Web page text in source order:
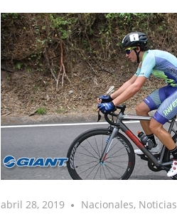
abril 28, 2019 Nacionales, Noticias